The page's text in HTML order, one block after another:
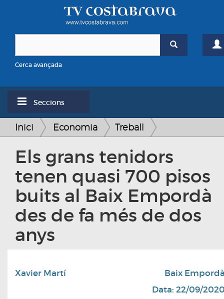
Cerca avançada
Seccions
Inici Economia Treball
Els grans tenidors
tenen quasi 700 pisos
buits al Baix Empordà
des de fa més de dos
anys
Xavier Martí
Baix
Data: 22/09/